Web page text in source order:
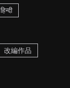
हिन्दी
改編作品